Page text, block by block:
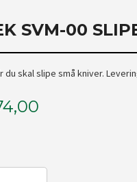
SVM-00
skal slipe små kniver.